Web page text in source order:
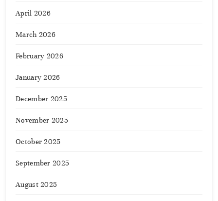
April 2026
March 2026
February 2026
January 2026
December 2025
November 2025
October 2025
September 2025
August 2025